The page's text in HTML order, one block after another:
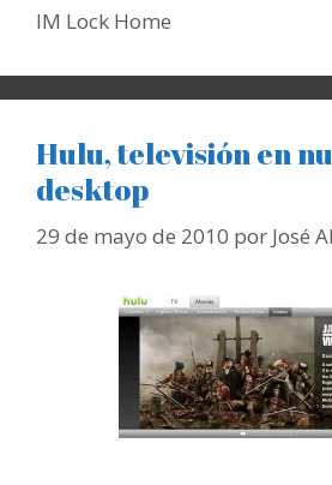
IM Lock Home
Hulu, televisión en
desktop
29 de mayo de 2010 por José